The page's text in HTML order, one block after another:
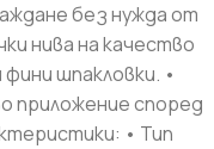
без нужда от
нива на качество
шпакловки. •
приложение според
• Тип